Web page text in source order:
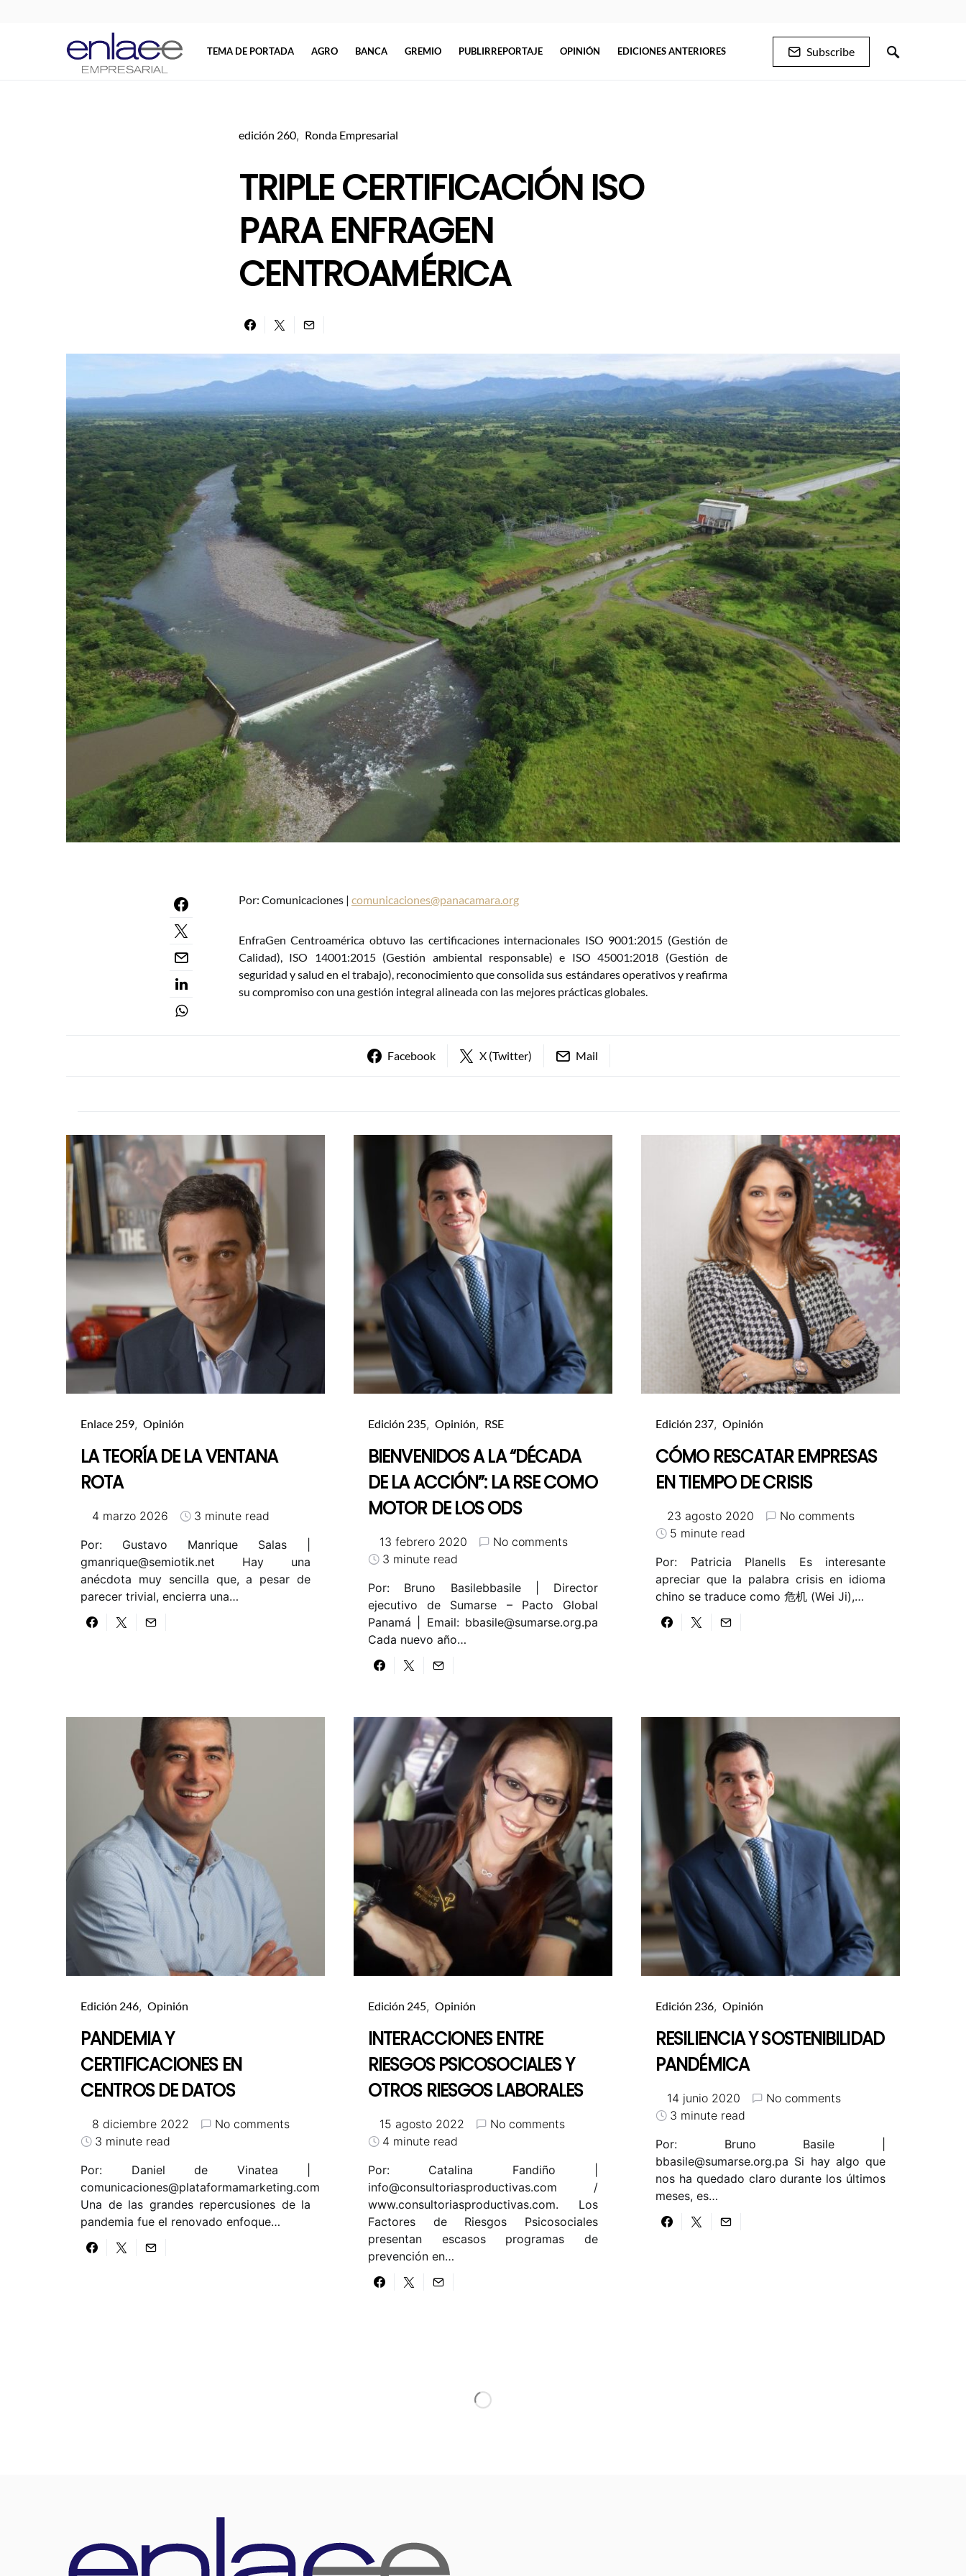
TEMA DE PORTADA AGRO BANCA GREMIO PUBLIRREPORTAJE OPINIÓN EDICIONES ANTERIORES Subscribe
Search for:
edición 260 Ronda Empresarial
TRIPLE CERTIFICACIÓN ISO
PARA ENFRAGEN
CENTROAMÉRICA
Por: Comunicaciones | comunicaciones@panacamara.org
EnfraGen Centroamérica obtuvo las certificaciones internacionales ISO 9001:2015 (Gestión de
Calidad), ISO 14001:2015 (Gestión ambiental responsable) e ISO 45001:2018 (Gestión de
seguridad y salud en el trabajo), reconocimiento que consolida sus estándares operativos y reafirma
su compromiso con una gestión integral alineada con las mejores prácticas globales.
Facebook X (Twitter) Mail
Enlace 259 Opinión
LA TEORÍA DE LA VENTANA
ROTA
4 marzo 2026
3 minute read
Por: Gustavo Manrique Salas |
gmanrique@semiotik.net Hay una
anécdota muy sencilla que, a pesar de
parecer trivial, encierra una…
Edición 235 Opinión RSE
BIENVENIDOS A LA “DÉCADA
DE LA ACCIÓN”: LA RSE COMO
MOTOR DE LOS ODS
13 febrero 2020
No comments
3 minute read
Por: Bruno Basilebbasile | Director
ejecutivo de Sumarse – Pacto Global
Panamá | Email: bbasile@sumarse.org.pa
Cada nuevo año…
Edición 237 Opinión
CÓMO RESCATAR EMPRESAS
EN TIEMPO DE CRISIS
23 agosto 2020
No comments
5 minute read
Por: Patricia Planells Es interesante
apreciar que la palabra crisis en idioma
chino se traduce como 危机 (Wei Ji),…
Edición 246 Opinión
PANDEMIA Y
CERTIFICACIONES EN
CENTROS DE DATOS
8 diciembre 2022
No comments
3 minute read
Por: Daniel de Vinatea |
comunicaciones@plataformamarketing.com
Una de las grandes repercusiones de la
pandemia fue el renovado enfoque…
Edición 245 Opinión
INTERACCIONES ENTRE
RIESGOS PSICOSOCIALES Y
OTROS RIESGOS LABORALES
15 agosto 2022
No comments
4 minute read
Por: Catalina Fandiño |
info@consultoriasproductivas.com /
www.consultoriasproductivas.com. Los
Factores de Riesgos Psicosociales
presentan escasos programas de
prevención en…
Edición 236 Opinión
RESILIENCIA Y SOSTENIBILIDAD
PANDÉMICA
14 junio 2020
No comments
3 minute read
Por: Bruno Basile |
bbasile@sumarse.org.pa Si hay algo que
nos ha quedado claro durante los últimos
meses, es…